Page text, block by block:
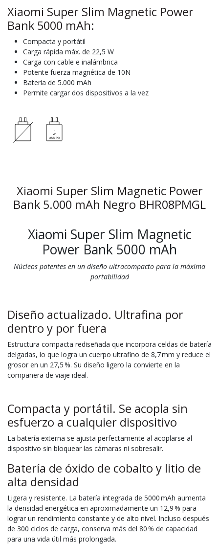
Xiaomi Super Slim Magnetic Power
Bank 5000 mAh:
Compacta y portátil
Carga rápida máx. de 22,5 W
Carga con cable e inalámbrica
Potente fuerza magnética de 10N
Batería de 5.000 mAh
Permite cargar dos dispositivos a la vez
Xiaomi Super Slim Magnetic Power
Bank 5.000 mAh Negro BHR08PMGL
Xiaomi Super Slim Magnetic
Power Bank 5000 mAh
Núcleos potentes en un diseño ultracompacto para la máxima
portabilidad
Diseño actualizado. Ultrafina por
dentro y por fuera
Estructura compacta rediseñada que incorpora celdas de batería
delgadas, lo que logra un cuerpo ultrafino de 8,7 mm y reduce el
grosor en un 27,5 %. Su diseño ligero la convierte en la
compañera de viaje ideal.
Compacta y portátil. Se acopla sin
esfuerzo a cualquier dispositivo
La batería externa se ajusta perfectamente al acoplarse al
dispositivo sin bloquear las cámaras ni sobresalir.
Batería de óxido de cobalto y litio de
alta densidad
Ligera y resistente. La batería integrada de 5000 mAh aumenta
la densidad energética en aproximadamente un 12,9 % para
lograr un rendimiento constante y de alto nivel. Incluso después
de 300 ciclos de carga, conserva más del 80 % de capacidad
para una vida útil más prolongada.